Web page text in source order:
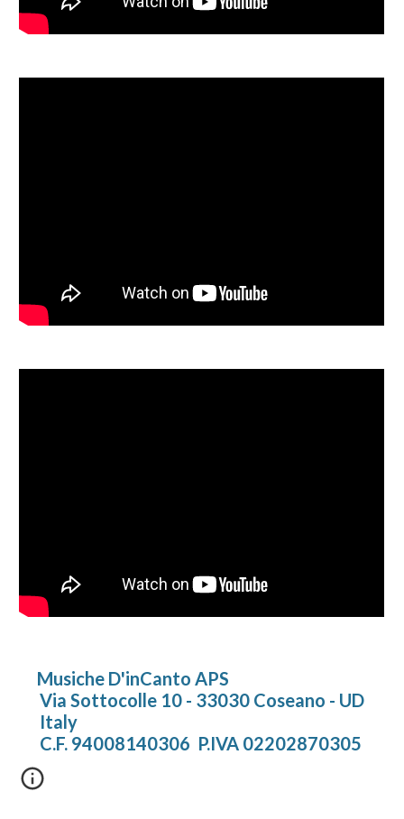
Musiche D'inCanto APS
Via Sottocolle 10 - 33030 Coseano - UD
Italy
C.F. 94008140306 P.IVA 02202870305